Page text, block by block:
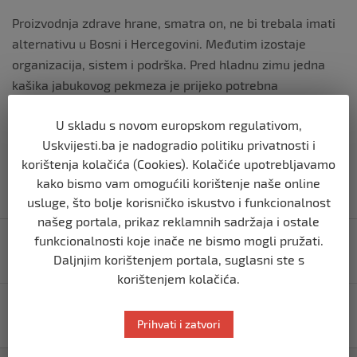
Proizvodnja zdrave hrane, smatra on, ne bi trebala imati
alternativu u Bosni i Hercegovini. Međutim izostaje
organizacija, sistem i podrška. Pred hladnu zimu jedna
kašika jabukovog pekmeza je prijeko potrebna
Navigacija
objava
Ivaylo Petev pronašao novo pojačanje za fudbalsku
reprezentaciju Bosne i Hercegovine?
Putinov čovjek prijeti nuklearnim udarom. Ukrajina:
Pogledajte gađanje nuklearke
U skladu s novom europskom regulativom,
Uskvijesti.ba je nadogradio politiku privatnosti i
korištenja kolačića (Cookies). Kolačiće upotrebljavamo
kako bismo vam omogućili korištenje naše online
usluge, što bolje korisničko iskustvo i funkcionalnost
našeg portala, prikaz reklamnih sadržaja i ostale
funkcionalnosti koje inače ne bismo mogli pružati.
Daljnjim korištenjem portala, suglasni ste s
korištenjem kolačića.
Prihvati i zatvori